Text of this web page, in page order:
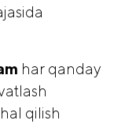
har qanday
qilish